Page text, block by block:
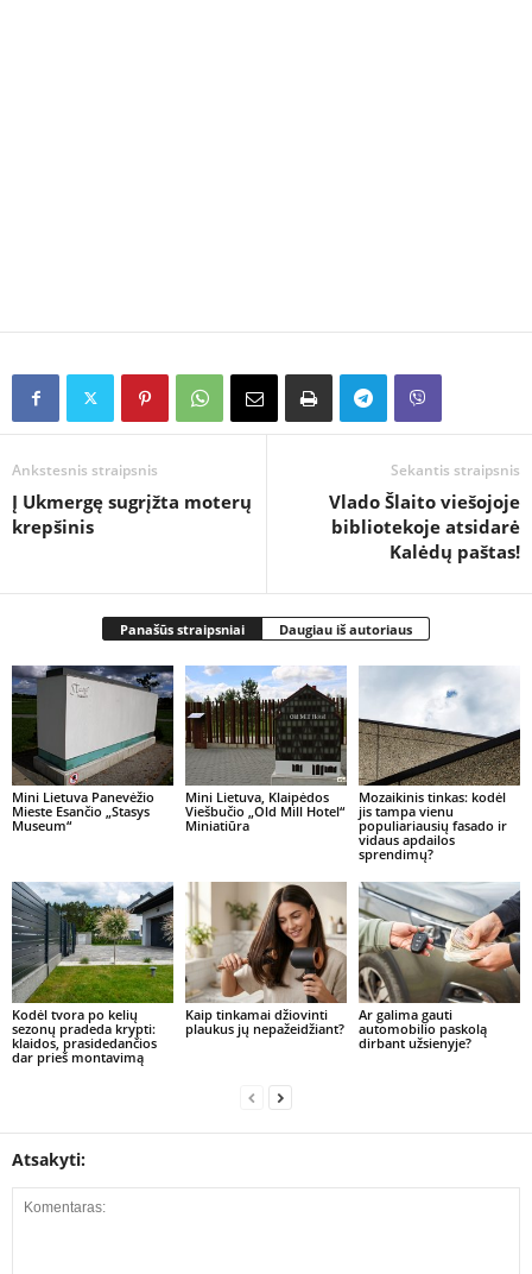
Ankstesnis straipsnis
Į Ukmergę sugrįžta moterų
krepšinis
Sekantis straipsnis
Vlado Šlaito viešojoje
bibliotekoje atsidarė
Kalėdų paštas!
Panašūs straipsniai Daugiau iš autoriaus
Mini Lietuva Panevėžio
Mieste Esančio „Stasys
Museum“
Mini Lietuva, Klaipėdos
Viešbučio „Old Mill Hotel“
Miniatiūra
Mozaikinis tinkas: kodėl
jis tampa vienu
populiariausių fasado ir
vidaus apdailos
sprendimų?
Kodėl tvora po kelių
sezonų pradeda krypti:
klaidos, prasidedančios
dar prieš montavimą
Kaip tinkamai džiovinti
plaukus jų nepažeidžiant?
Ar galima gauti
automobilio paskolą
dirbant užsienyje?
Atsakyti: